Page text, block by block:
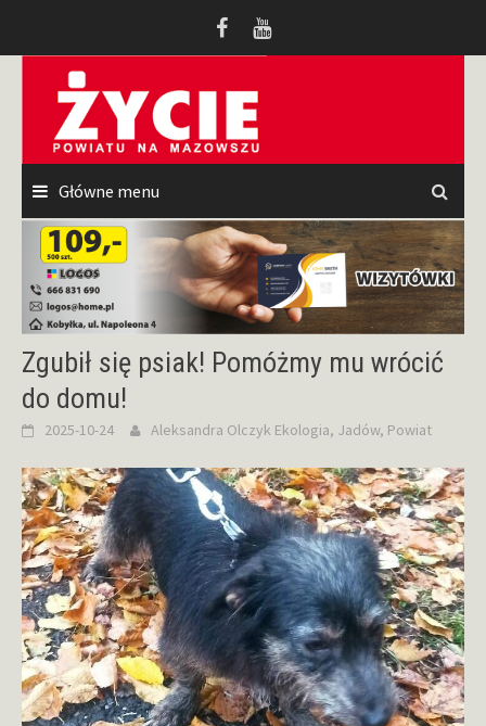
Główne menu
Zgubił się psiak! Pomóżmy mu wrócić
do domu!
2025-10-24 Aleksandra Olczyk Ekologia, Jadów, Powiat